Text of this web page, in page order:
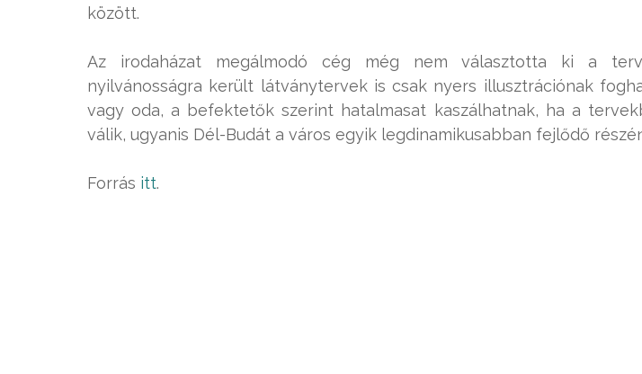
között.
Az irodaházat megálmodó cég még nem választotta ki a
nyilvánosságra került látványtervek is csak nyers illusztrációnak
vagy oda, a befektetők szerint hatalmasat kaszálhatnak, ha a
válik, ugyanis Dél-Budát a város egyik legdinamikusabban fejlődő
Forrás itt.